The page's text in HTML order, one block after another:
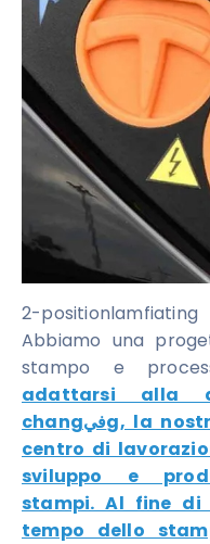
2-
Abbiamo una
stampo e
adattarsi alla
changفيg, la nostra azienda ha istituito un
centro di
sviluppo e
stampi. Al fine di
tempo dello